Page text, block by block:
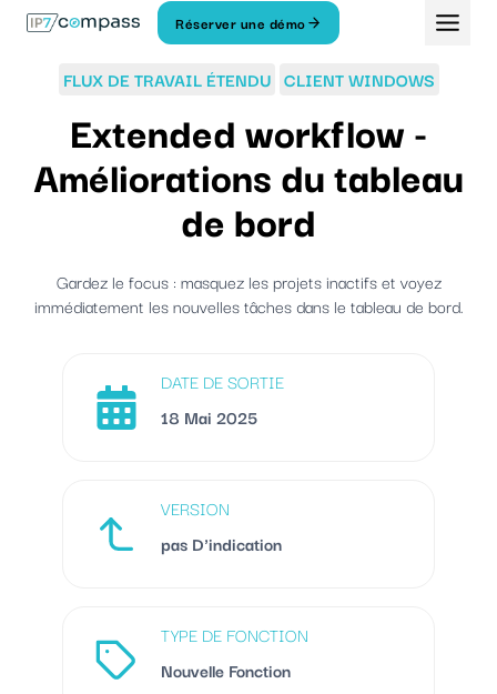
Aller
Réserver une démo
FLUX DE TRAVAIL ÉTENDU CLIENT WINDOWS
Extended workflow -
Améliorations du tableau
de bord
Gardez le focus : masquez les projets inactifs et voyez
immédiatement les nouvelles tâches dans le tableau de bord.
DATE DE SORTIE
18 Mai 2025
VERSION
pas D'indication
TYPE DE FONCTION
Nouvelle Fonction